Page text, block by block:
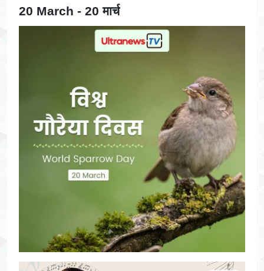
20 March - 20 मार्च